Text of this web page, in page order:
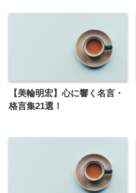
【美輪明宏】心に響く名言・
格言集21選！